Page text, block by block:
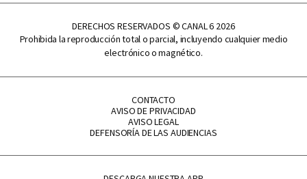
DERECHOS RESERVADOS © CANAL 6 2026
Prohibida la reproducción total o parcial, incluyendo cualquier medio
electrónico o magnético.
CONTACTO
AVISO DE PRIVACIDAD
AVISO LEGAL
DEFENSORÍA DE LAS AUDIENCIAS